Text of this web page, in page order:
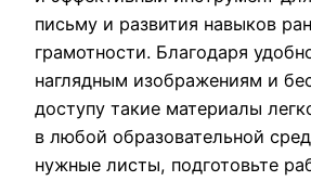
письму и развития навыков
грамотности. Благодаря
наглядным изображениям и
доступу такие материалы
в любой образовательной
нужные листы, подготовьте